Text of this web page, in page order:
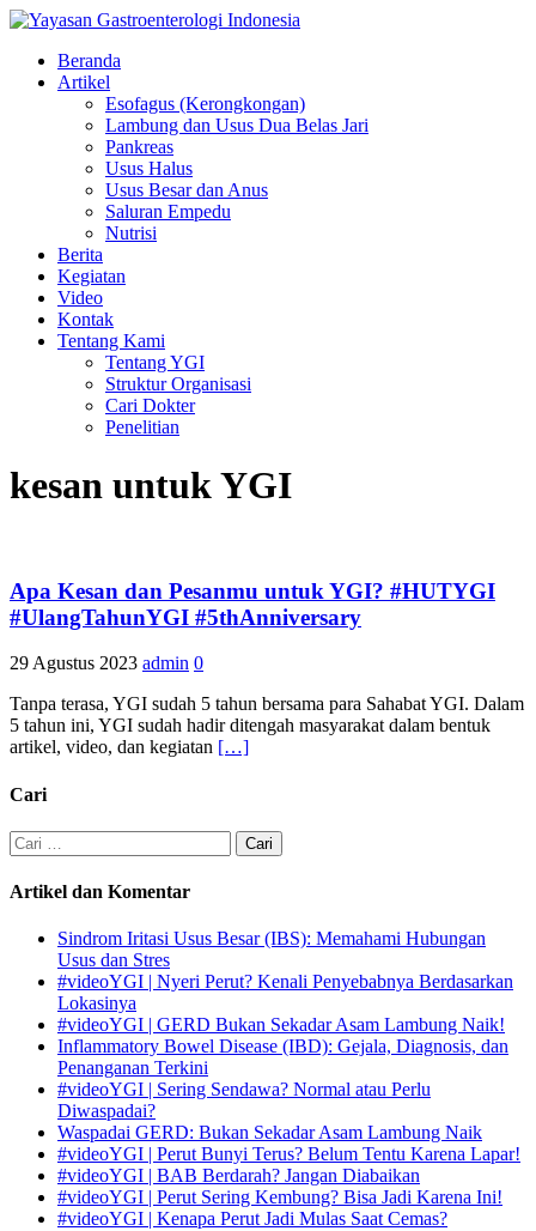
Beranda
Artikel
Esofagus (Kerongkongan)
Lambung dan Usus Dua Belas Jari
Pankreas
Usus Halus
Usus Besar dan Anus
Saluran Empedu
Nutrisi
Berita
Kegiatan
Video
Kontak
Tentang Kami
Tentang YGI
Struktur Organisasi
Cari Dokter
Penelitian
kesan untuk YGI
Apa Kesan dan Pesanmu untuk YGI? #HUTYGI
#UlangTahunYGI #5thAnniversary
29 Agustus 2023 admin 0
Tanpa terasa, YGI sudah 5 tahun bersama para Sahabat YGI. Dalam
5 tahun ini, YGI sudah hadir ditengah masyarakat dalam bentuk
artikel, video, dan kegiatan […]
Cari
Cari
untuk:
Artikel dan Komentar
Sindrom Iritasi Usus Besar (IBS): Memahami Hubungan
Usus dan Stres
#videoYGI | Nyeri Perut? Kenali Penyebabnya Berdasarkan
Lokasinya
#videoYGI | GERD Bukan Sekadar Asam Lambung Naik!
Inflammatory Bowel Disease (IBD): Gejala, Diagnosis, dan
Penanganan Terkini
#videoYGI | Sering Sendawa? Normal atau Perlu
Diwaspadai?
Waspadai GERD: Bukan Sekadar Asam Lambung Naik
#videoYGI | Perut Bunyi Terus? Belum Tentu Karena Lapar!
#videoYGI | BAB Berdarah? Jangan Diabaikan
#videoYGI | Perut Sering Kembung? Bisa Jadi Karena Ini!
#videoYGI | Kenapa Perut Jadi Mulas Saat Cemas?